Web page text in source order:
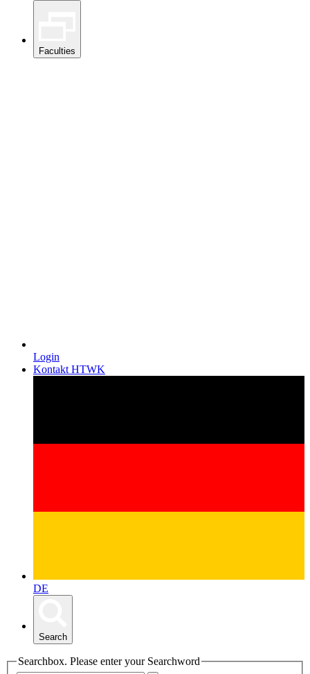
Faculties
Login
Kontakt HTWK
DE
Search
Searchbox. Please enter your Searchword